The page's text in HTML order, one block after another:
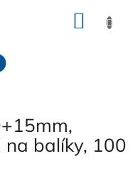
na balíky, 100